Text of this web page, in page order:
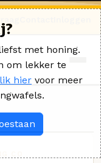
met honing.
om lekker te
hier voor meer